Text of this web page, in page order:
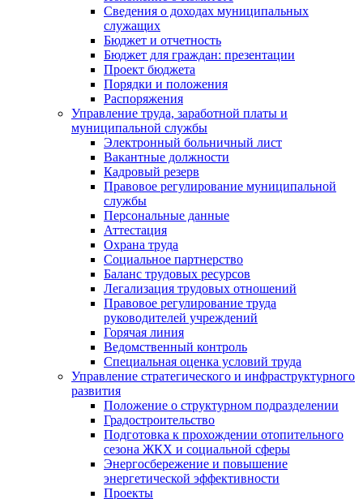
Сведения о доходах муниципальных
служащих
Бюджет и отчетность
Бюджет для граждан: презентации
Проект бюджета
Порядки и положения
Распоряжения
Управление труда, заработной платы и
муниципальной службы
Электронный больничный лист
Вакантные должности
Кадровый резерв
Правовое регулирование муниципальной
службы
Персональные данные
Аттестация
Охрана труда
Социальное партнерство
Баланс трудовых ресурсов
Легализация трудовых отношений
Правовое регулирование труда
руководителей учреждений
Горячая линия
Ведомственный контроль
Специальная оценка условий труда
Управление стратегического и инфраструктурного
развития
Положение о структурном подразделении
Градостроительство
Подготовка к прохождении отопительного
сезона ЖКХ и социальной сферы
Энергосбережение и повышение
энергетической эффективности
Проекты